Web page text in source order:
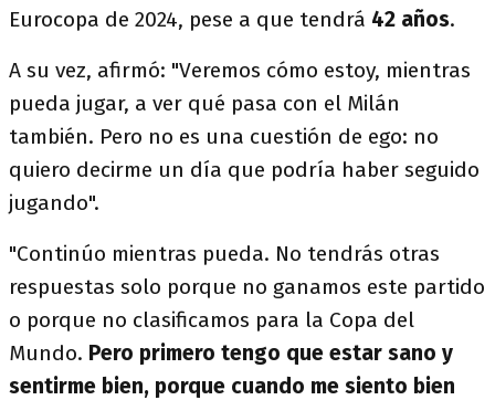
Eurocopa de 2024, pese a que tendrá 42 años.
A su vez, afirmó: "Veremos cómo estoy, mientras
pueda jugar, a ver qué pasa con el Milán
también. Pero no es una cuestión de ego: no
quiero decirme un día que podría haber seguido
jugando".
"Continúo mientras pueda. No tendrás otras
respuestas solo porque no ganamos este partido
o porque no clasificamos para la Copa del
Mundo. Pero primero tengo que estar sano y
sentirme bien, porque cuando me siento bien